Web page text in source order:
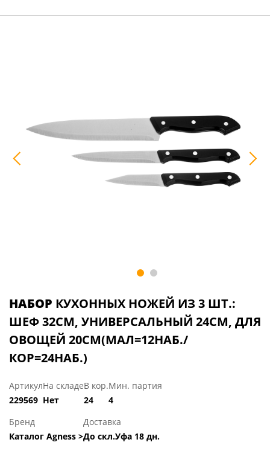
НАБОР КУХОННЫХ НОЖЕЙ ИЗ 3 ШТ.:
ШЕФ 32СМ, УНИВЕРСАЛЬНЫЙ 24СМ, ДЛЯ
ОВОЩЕЙ 20СМ(МАЛ=12НАБ./
КОР=24НАБ.)
Артикул
229569
На складе
Нет
В кор.
24
Мин. партия
4
Бренд
Каталог Agness >
Доставка
До скл.Уфа 18 дн.